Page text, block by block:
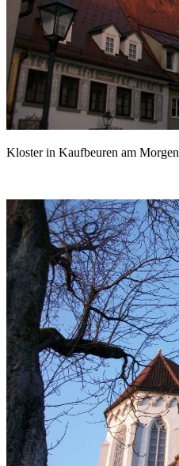
Kloster in Kaufbeuren am Morgen